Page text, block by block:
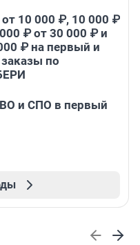
10 000 ₽, 10 000 ₽
₽ от 30 000 ₽ и
₽ на первый и
по
и СПО в первый